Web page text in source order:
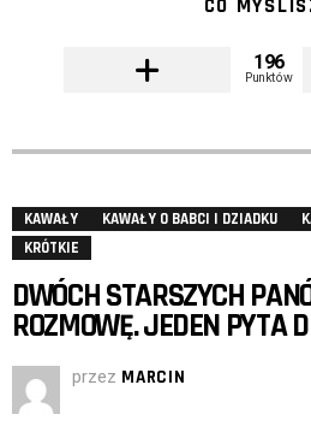
CO
196
Punktów
KAWAŁY KAWAŁY O BABCI I DZIADKU
KRÓTKIE
DWÓCH STARSZYCH
ROZMOWĘ. JEDEN PYTA
przez MARCIN